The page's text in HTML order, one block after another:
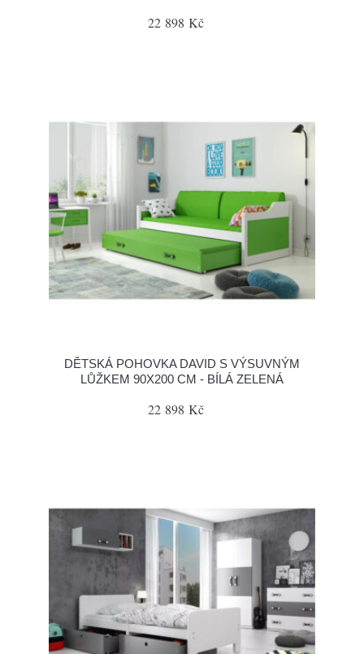
22 898 Kč
DĚTSKÁ POHOVKA DAVID S VÝSUVNÝM
LŮŽKEM 90X200 CM - BÍLÁ ZELENÁ
22 898 Kč